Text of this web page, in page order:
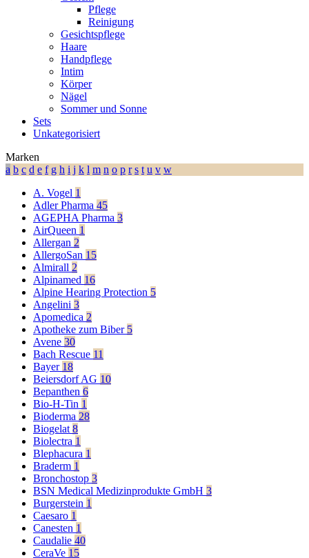
Pflege
Reinigung
Gesichtspflege
Haare
Handpflege
Intim
Körper
Nägel
Sommer und Sonne
Sets
Unkategorisiert
Marken
a b c d e f g h i j k l m n o p r s t u v w
A. Vogel 1
Adler Pharma 45
AGEPHA Pharma 3
AirQueen 1
Allergan 2
AllergoSan 15
Almirall 2
Alpinamed 16
Alpine Hearing Protection 5
Angelini 3
Apomedica 2
Apotheke zum Biber 5
Avene 30
Bach Rescue 11
Bayer 18
Beiersdorf AG 10
Bepanthen 6
Bio-H-Tin 1
Bioderma 28
Biogelat 8
Biolectra 1
Blephacura 1
Braderm 1
Bronchostop 3
BSN Medical Medizinprodukte GmbH 3
Burgerstein 1
Caesaro 1
Canesten 1
Caudalie 40
CeraVe 15